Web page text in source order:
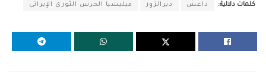
كلمات دلالية: داعش ديرالزور ميليشيا الحرس الثوري الإيراني